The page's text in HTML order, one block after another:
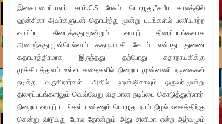
இசையமைப்பாளர் சாம்.C.S பேசும் பொழுது,”சமீப காலத்தில்
ஹன்சிகா அவர்களுடன் தொடர்ந்து மூன்று படங்களில் பணியாற்ற
வாய்ப்பு கிடைத்தது.மூன்றும் ஹாரர் திரைப்படங்களாக
அமைந்தது.முன்பெல்லாம் கதாநாயகி வேடம் என்பது துணை
கதாபாத்திரமாக இருந்தது. தற்போது கதாநாயகிக்கு
முக்கியத்துவம் உள்ள கதைகளில் நிறைய முன்னணி நடிகைகள்
நடித்து வருகிறார்கள். அதில் ஹன்ஷிகாவும் ஒருவர்.மூன்று
திரைப்படங்களிலும் வெவ்வேறு விதமான நடிப்பை கொடுத்துள்ளார்.
நிறைய ஹாரர் படங்கள் பண்ணும் பொழுது நாம் நிழல் உலகத்திற்கு
சென்று விடுவது போல தோன்றும் அது சினிமா என்ற ஆர்வமும்